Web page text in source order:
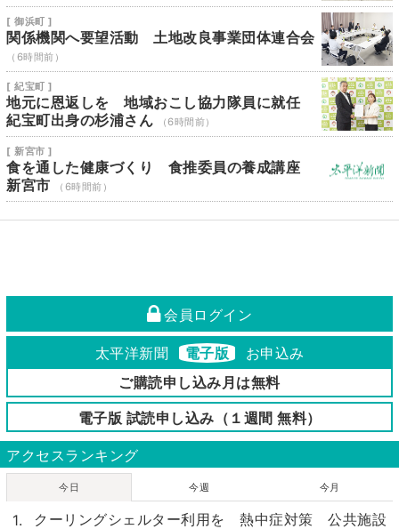
[ 御浜町 ]
関係機関へ要望活動 土地改良事業団体連合会
（6時間前）
[ 紀宝町 ]
地元に恩返しを 地域おこし協力隊員に就任
紀宝町出身の杉浦さん
（6時間前）
[ 新宮市 ]
食を通した健康づくり 食推委員の養成講座
新宮市
（6時間前）
会員ログイン
太平洋新聞 電子版
お申込み
ご購読申し込み月は無料
電子版 試読申し込み（１週間 無料）
アクセスランキング
今日 今週 今月
クーリングシェルター利用を 熱中症対策 公共施設